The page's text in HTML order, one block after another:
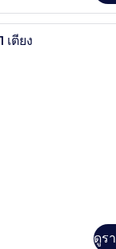
, ตู้นิรภัยในห้องพัก
งเอ็กเซกคิวทีฟ, เตียงคิ
เตียง
ดูร